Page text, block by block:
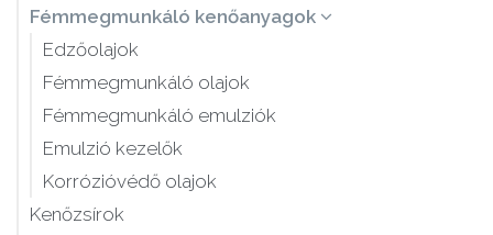
Fémmegmunkáló kenőanyagok
Edzőolajok
Fémmegmunkáló olajok
Fémmegmunkáló emulziók
Emulzió kezelők
Korrózióvédő olajok
Kenőzsírok